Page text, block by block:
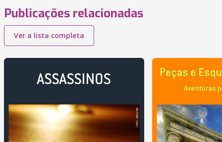
Publicações relacionadas
Ver a lista completa